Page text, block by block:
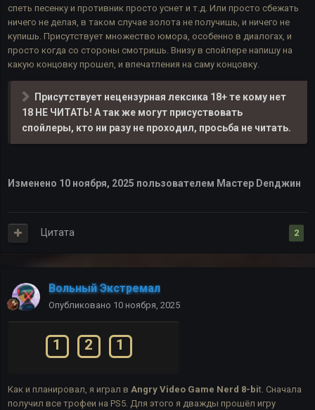
спеть песенку и противник просто уснет и т.д. Или просто сбежать
ничего не делая, в таком случае золота не получишь, и ничего не
купишь. Присутствует множество юмора, особенно в диалогах, и
просто когда со стороны смотришь. Внизу в спойлере напишу на
какую концовку прошел, и впечатления на саму концовку.
Присутствует нецензурная лексика 18+ те кому нет
18 НЕ ЧИТАТЬ! А так же могут присуствовать
спойлеры, кто ни разу не проходил, просьба не читать.
Изменено 10 ноября, 2025 пользователем Мастер Denджин
2
Цитата
Вольный Экстремал
Опубликовано 10 ноября, 2025
1 2 1
Как и планировал, я играл в Angry Video Game Nerd 8-bit. Сначала
получил все трофеи на PS5. Для этого я дважды прошёл игру